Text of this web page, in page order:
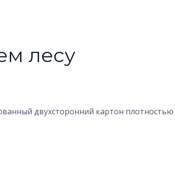
лесу
двухсторонний картон плотностью